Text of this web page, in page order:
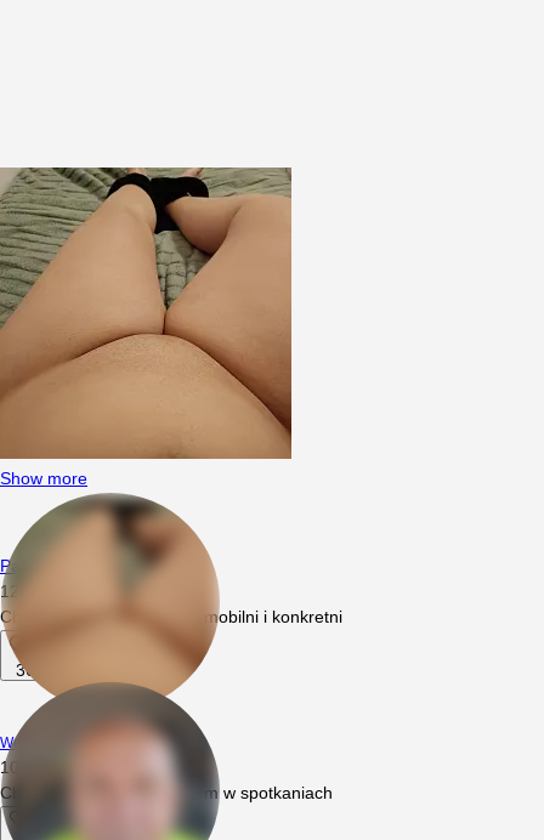
Show more
ParkaBIRealna
12.06.2026
Chetny ktos na m+m tylko mobilni i konkretni
36
Wodasodowa
10.07.2026
Chetny bi z doświadczeniem w spotkaniach